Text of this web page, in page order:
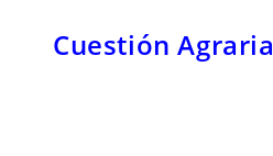
Cuestión Agraria